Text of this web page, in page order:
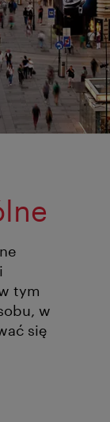
tym
w
się